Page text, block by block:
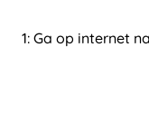
1: Ga op internet